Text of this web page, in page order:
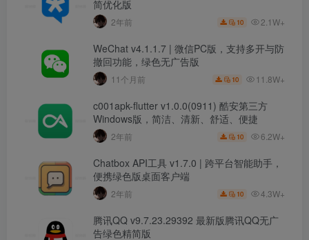
简优化版
2年前 10 2.1W+
WeChat v4.1.1.7 | 微信PC版，支持多开与防
撤回功能，绿色无广告版
11个月前 10 11.8W+
c001apk-flutter v1.0.0(0911) 酷安第三方
Windows版，简洁、清新、舒适、便捷
2年前 10 6.2W+
Chatbox API工具 v1.7.0 | 跨平台智能助手，
便携绿色版桌面客户端
2年前 10 4.3W+
腾讯QQ v9.7.23.29392 最新版腾讯QQ无广
告绿色精简版